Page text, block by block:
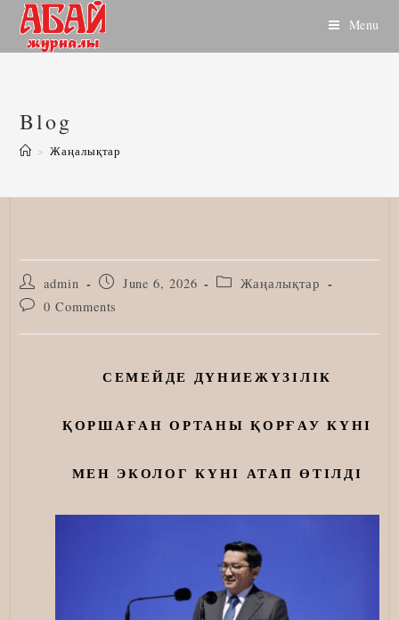
Skip
content
Menu
Blog
> Жаңалықтар
Post
author:
admin
Post
published:
June 6, 2026
Post Жаңалықтар
Post0 Comments
СЕМЕЙДЕ ДҮНИЕЖҮЗІЛІК
ҚОРШАҒАН ОРТАНЫ ҚОРҒАУ КҮНІ
МЕН ЭКОЛОГ КҮНІ АТАП ӨТІЛДІ